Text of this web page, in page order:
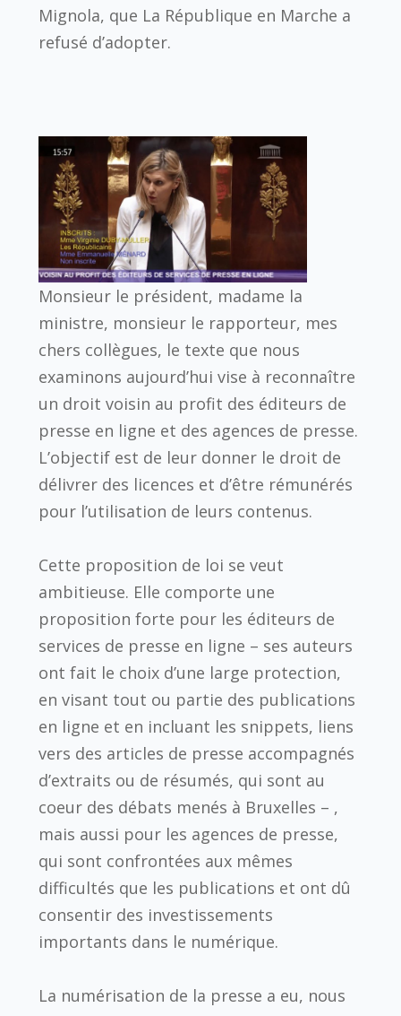
Mignola, que La République en Marche a
refusé d’adopter.
Monsieur le président, madame la
ministre, monsieur le rapporteur, mes
chers collègues, le texte que nous
examinons aujourd’hui vise à reconnaître
un droit voisin au profit des éditeurs de
presse en ligne et des agences de presse.
L’objectif est de leur donner le droit de
délivrer des licences et d’être rémunérés
pour l’utilisation de leurs contenus.
Cette proposition de loi se veut
ambitieuse. Elle comporte une
proposition forte pour les éditeurs de
services de presse en ligne – ses auteurs
ont fait le choix d’une large protection,
en visant tout ou partie des publications
en ligne et en incluant les snippets, liens
vers des articles de presse accompagnés
d’extraits ou de résumés, qui sont au
coeur des débats menés à Bruxelles – ,
mais aussi pour les agences de presse,
qui sont confrontées aux mêmes
difficultés que les publications et ont dû
consentir des investissements
importants dans le numérique.
La numérisation de la presse a eu, nous